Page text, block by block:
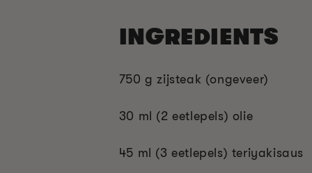
INGREDIENTS
750 g zijsteak (ongeveer)
30 ml (2 eetlepels) olie
45 ml (3 eetlepels) teriyakisaus